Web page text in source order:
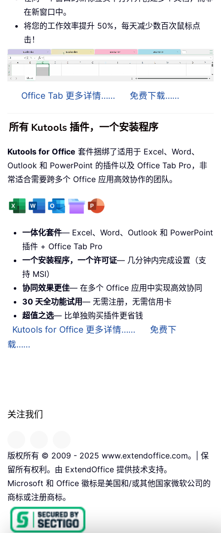
在新窗口中。
将您的工作效率提升 50%，每天减少数百次鼠标点
击！
Office Tab 更多详情…… 免费下载……
所有 Kutools 插件，一个安装程序
Kutools for Office 套件捆绑了适用于 Excel、Word、
Outlook 和 PowerPoint 的插件以及 Office Tab Pro，非
常适合需要跨多个 Office 应用高效协作的团队。
一体化套件— Excel、Word、Outlook 和 PowerPoint
插件 + Office Tab Pro
一个安装程序，一个许可证— 几分钟内完成设置（支
持 MSI）
协同效果更佳— 在多个 Office 应用中实现高效协同
30 天全功能试用— 无需注册，无需信用卡
超值之选— 比单独购买插件更省钱
Kutools for Office 更多详情……
免费下
载……
关注我们
版权所有 © 2009 - 2025 www.extendoffice.com。| 保
留所有权利。由 ExtendOffice 提供技术支持。
Microsoft 和 Office 徽标是美国和/或其他国家微软公司的
商标或注册商标。